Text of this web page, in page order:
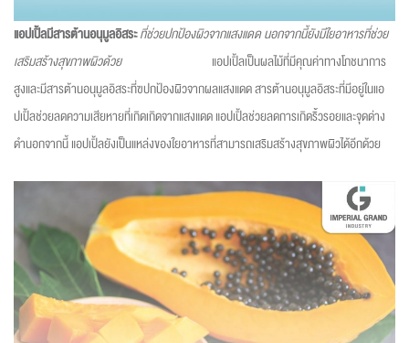
แอปเปิ้ลมีสารต้านอนุมูลอิสระที่ช่วยปกป้องผิวจากแสงแดด นอกจากนี้ยังมีใยอาหารที่ช่วย
เสริมสร้างสุขภาพผิวด้วย แอปเปิ้ลเป็นผลไม้ที่มีคุณค่าทางโภชนาการ
สูงและมีสารต้านอนุมูลอิสระที่ฃปกป้องผิวจากผลแสงแดด สารต้านอนุมูลอิสระที่มีอยู่ในแอ
ปเปิ้ลช่วยลดความเสียหายที่เกิดเกิดจากแสงแดด แอปเปิ้ลช่วยลดการเกิดริ้วรอยและจุดด่าง
ดำนอกจากนี้ แอปเปิ้ลยังเป็นแหล่งของใยอาหารที่สามารถเสริมสร้างสุขภาพผิวได้อีกด้วย